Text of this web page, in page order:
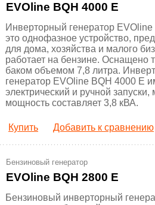
EVOline BQH 4000 E
Инверторный генератор
это однофазное устройство,
для дома, хозяйства и малого
работает на бензине. Оснащено
баком объемом 7,8 литра.
генератор EVOline BQH 4000 E
электрический и ручной
мощность составляет 3,8 кВА.
Купить Добавить к сравнению
Бензиновый генератор
EVOline BQH 2800 E
Бензиновый инверторный